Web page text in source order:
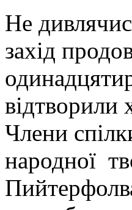
Не
захід
відтворили
Члени
народної